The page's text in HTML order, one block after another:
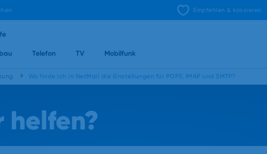
Empfehlen & kassieren
Telefon TV Mobilfunk
Wo finde ich in NetMail die Einstellungen für POP3, IMAP und SMTP?
helfen?